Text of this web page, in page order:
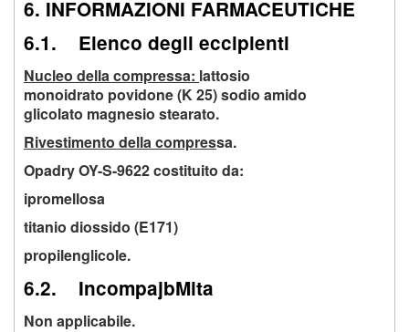
6. INFORMAZIONI FARMACEUTICHE
6.1. Elenco degli eccipienti
Nucleo della compressa: lattosio
monoidrato povidone (K 25) sodio amido
glicolato magnesio stearato.
Rivestimento della compressa.
Opadry OY-S-9622 costituito da:
ipromellosa
titanio diossido (E171)
propilenglicole.
6.2. IncompajbMita
Non applicabile.